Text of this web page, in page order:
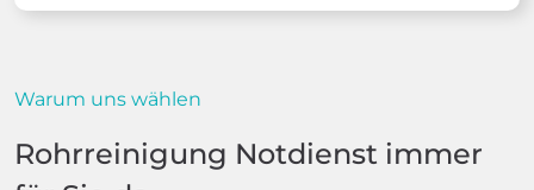
Warum uns wählen
Rohrreinigung Notdienst immer